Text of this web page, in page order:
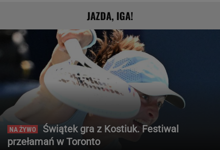
JAZDA, IGA!
Świątek gra z Kostiuk. Festiwal
przełamań w Toronto